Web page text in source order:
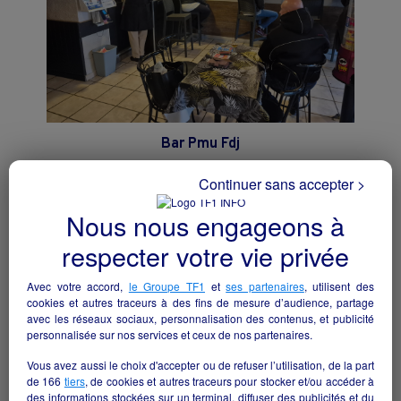
Bar Pmu Fdj
Hôtellerie et restauration
Nous nous engageons à
respecter votre vie privée
Avec votre accord, le Groupe TF1 etses partenaires, utilisent des
cookies et autres traceurs à des fins de mesure d’audience, partage
avec les réseaux sociaux, personnalisation des contenus, et publicité
personnalisée sur nos services et ceux de nos partenaires.
Vous avez aussi le choix d'accepter ou de refuser l’utilisation, de la part
de 166 tiers, de cookies et autres traceurs pour stocker et/ou accéder à
des informations stockées sur un terminal, diffuser des publicités et du
Continuer sans accepter >